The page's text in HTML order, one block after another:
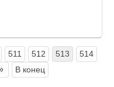
511 512 513
514
В конец